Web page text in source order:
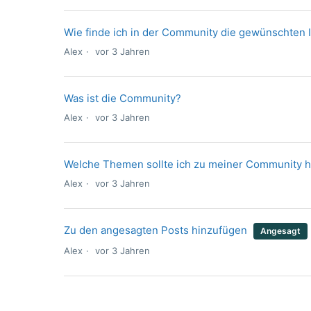
Wie finde ich in der Community die gewünschten
Alex vor 3 Jahren
Was ist die Community?
Alex vor 3 Jahren
Welche Themen sollte ich zu meiner Community
Alex vor 3 Jahren
Zu den angesagten Posts hinzufügen Angesagt
Alex vor 3 Jahren